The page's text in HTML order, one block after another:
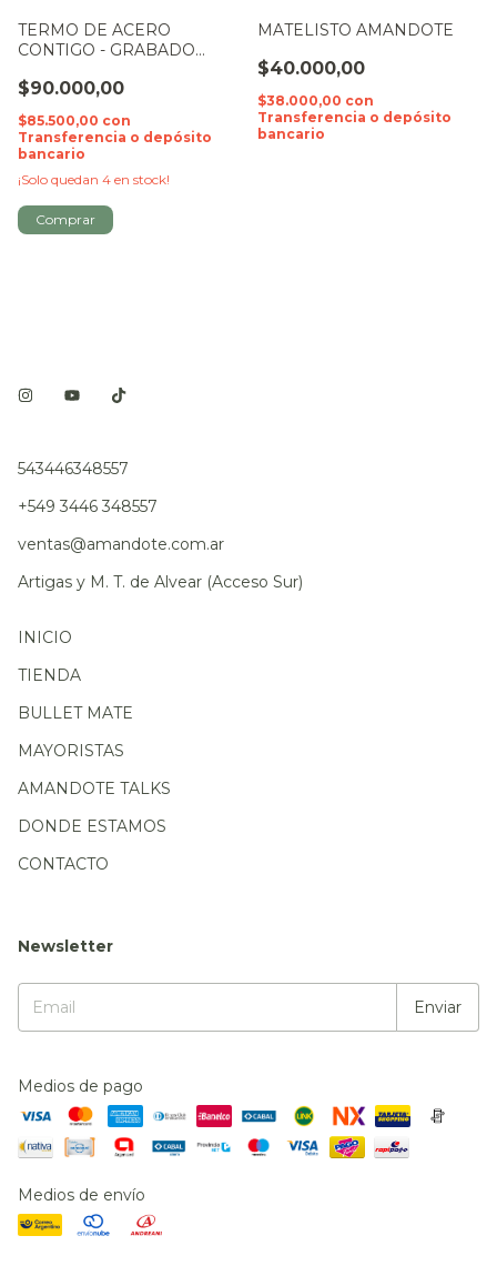
TERMO DE ACERO
CONTIGO - GRABADO
$90.000,00
$85.500,00 con
Transferencia o depósito
bancario
¡Solo quedan 4 en stock!
MATELISTO AMANDOTE
$40.000,00
$38.000,00 con
Transferencia o depósito
bancario
543446348557
+549 3446 348557
ventas@amandote.com.ar
Artigas y M. T. de Alvear (Acceso Sur)
INICIO
TIENDA
BULLET MATE
MAYORISTAS
AMANDOTE TALKS
DONDE ESTAMOS
CONTACTO
Newsletter
Medios de pago
Medios de envío